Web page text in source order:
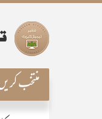
منتخب